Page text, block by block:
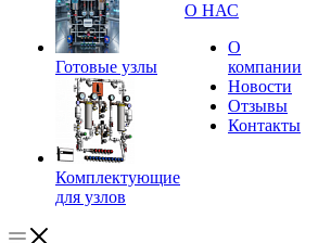
Готовые узлы
Комплектующие
для узлов
О НАС
О
компании
Новости
Отзывы
Контакты